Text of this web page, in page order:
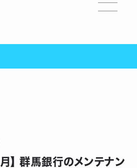
】 群馬銀行のメンテナン